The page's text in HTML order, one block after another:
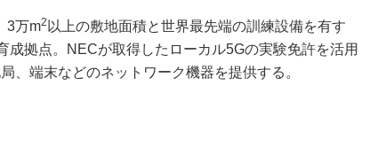
3万m2 以上の敷地面積と世界最先端の訓練設備を有す
成拠点。NECが取得したローカル5Gの実験免許を活用
、端末などのネットワーク機器を提供する。